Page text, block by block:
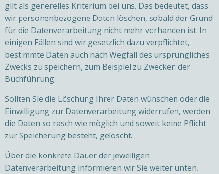
gilt als generelles Kriterium bei uns. Das bedeutet, dass
wir personenbezogene Daten löschen, sobald der Grund
für die Datenverarbeitung nicht mehr vorhanden ist. In
einigen Fällen sind wir gesetzlich dazu verpflichtet,
bestimmte Daten auch nach Wegfall des ursprüngliches
Zwecks zu speichern, zum Beispiel zu Zwecken der
Buchführung.
Sollten Sie die Löschung Ihrer Daten wünschen oder die
Einwilligung zur Datenverarbeitung widerrufen, werden
die Daten so rasch wie möglich und soweit keine Pflicht
zur Speicherung besteht, gelöscht.
Über die konkrete Dauer der jeweiligen
Datenverarbeitung informieren wir Sie weiter unten,